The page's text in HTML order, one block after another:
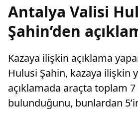
Antalya Valisi
Şahin’den
Kazaya ilişkin açıklama
Hulusi Şahin, kazaya ilişkin
açıklamada araçta toplam
bulunduğunu, bunlardan